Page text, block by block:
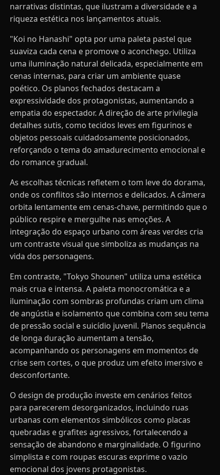
narrativas distintas, que ilustram a diversidade e a
riqueza estética nos lançamentos atuais.
"Koi no Hanashi" opta por uma paleta pastel que
suaviza cada cena e promove o aconchego. Utiliza
uma iluminação natural delicada, especialmente em
cenas internas, para criar um ambiente quase
poético. Os planos fechados destacam a
expressividade dos protagonistas, aumentando a
empatia do espectador. A direção de arte privilegia
detalhes sutis, como tecidos leves em figurinos e
objetos pessoais cuidadosamente posicionados,
reforçando o tema do amadurecimento emocional e
do romance gradual.
As escolhas técnicas refletem o tom leve do dorama,
onde os conflitos são internos e delicados. A câmera
orbita lentamente em cenas-chave, permitindo que o
público respire e mergulhe nas emoções. A
integração do espaço urbano com áreas verdes cria
um contraste visual que simboliza as mudanças na
vida dos personagens.
Em contraste, "Tokyo Shounen" utiliza uma estética
mais crua e intensa. A paleta monocromática e a
iluminação com sombras profundas criam um clima
de angústia e isolamento que combina com seu tema
de pressão social e suicídio juvenil. Planos sequência
de longa duração aumentam a tensão,
acompanhando os personagens em momentos de
crise sem cortes, o que produz um efeito imersivo e
desconfortante.
O design de produção investe em cenários feitos
para parecerem desorganizados, incluindo ruas
urbanas com elementos simbólicos como placas
quebradas e grafites agressivos, fortalecendo a
sensação de abandono e marginalidade. O figurino
simplista e com roupas escuras exprime o vazio
emocional dos jovens protagonistas.